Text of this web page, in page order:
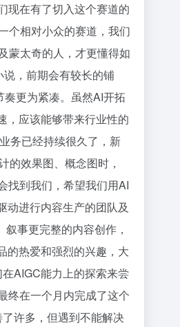
现在有了切入这个赛道的
个相对小众的赛道，我们
蒙太奇的人，才更懂得如
，前期会有较长的铺
更为紧凑。虽然AI开拓
，应该能够带来行业性的
务已经持续很久了，新
的效果图、概念图时，
找到我们，希望我们用AI
动进行内容生产的团队及
事更完整的内容创作，
的热爱和强烈的兴趣，大
AIGC能力上的探索来尝
终在一个月内完成了这个
许多，但遇到不能解决